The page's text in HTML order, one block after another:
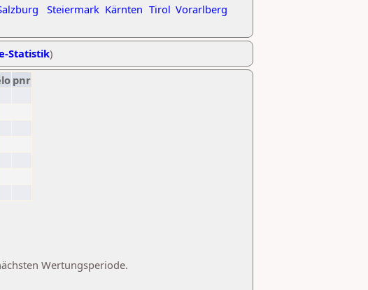
Steiermark Kärnten Tirol Vorarlberg
Statistik)
pnr
Wertungsperiode.